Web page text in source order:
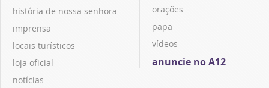
história de nossa senhora
imprensa
locais turísticos
loja oficial
notícias
orações
papa
vídeos
anuncie no A12